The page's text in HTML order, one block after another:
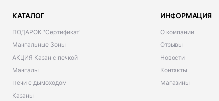
КАТАЛОГ
ПОДАРОК "Сертификат"
Мангальные Зоны
АКЦИЯ Казан с печкой
Мангалы
Печи с дымоходом
Казаны
ИНФОРМАЦИЯ
О компании
Отзывы
Новости
Контакты
Магазины